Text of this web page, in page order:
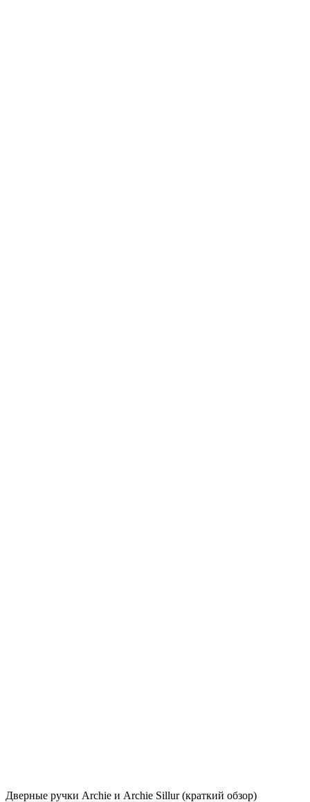
Дверные ручки Archie и Archie Sillur (краткий обзор)